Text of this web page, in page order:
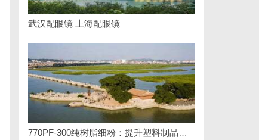
武汉配眼镜 上海配眼镜
770PF-300纯树脂细粉：提升塑料制品性能的新选择